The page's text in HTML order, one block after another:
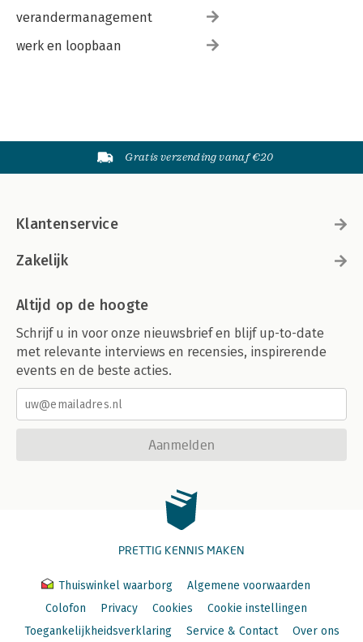
verandermanagement
werk en loopbaan
Gratis verzending vanaf €20
Klantenservice
Zakelijk
Altijd op de hoogte
Schrijf u in voor onze nieuwsbrief en blijf up-to-date
met relevante interviews en recensies, inspirerende
events en de beste acties.
Aanmelden
PRETTIG KENNIS MAKEN
Thuiswinkel waarborg
Algemene voorwaarden
Colofon
Privacy Cookies
Cookie instellingen
Toegankelijkheidsverklaring
Service & Contact Over ons